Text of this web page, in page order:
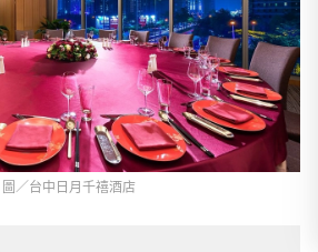
圖／台中日月千禧酒店